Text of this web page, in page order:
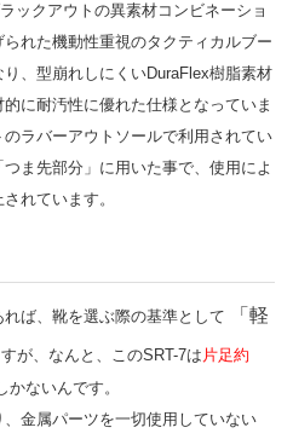
ックアウトの異素材コンビネーショ
れた機動性重視のタクティカルブー
、型崩れしにくいDuraFlex樹脂素材
に耐汚性に優れた仕様となっていま
ラバーアウトソールで利用されてい
ま先部分」に用いた事で、使用によ
れています。
ば、靴を選ぶ際の基準として
「軽
が、なんと、このSRT-7は 片足約
ないんです。
金属パーツを一切使用していない